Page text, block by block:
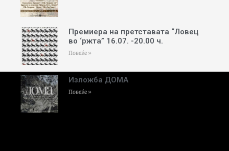
Премиера на претставата “Ловец
во ‘ржта” 16.07. -20.00 ч.
Повеќе »
Изложба ДОМА
Повеќе »